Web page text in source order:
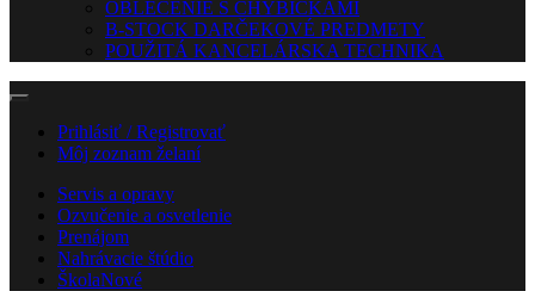
OBLEČENIE S CHYBIČKAMI
B-STOCK DARČEKOVÉ PREDMETY
POUŽITÁ KANCELÁRSKA TECHNIKA
Prihlásiť / Registrovať
Môj zoznam želaní
Servis a opravy
Ozvučenie a osvetlenie
Prenájom
Nahrávacie štúdio
ŠkolaNové